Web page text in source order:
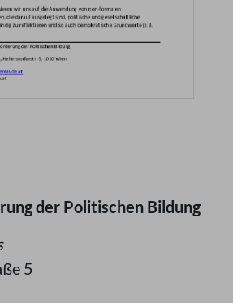
der Politischen Bildung
5